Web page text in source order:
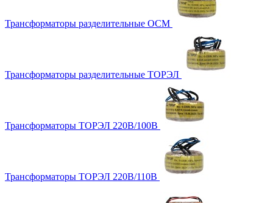
Трансформаторы разделительные ОСМ
Трансформаторы разделительные ТОРЭЛ
Трансформаторы ТОРЭЛ 220В/100В
Трансформаторы ТОРЭЛ 220В/110В